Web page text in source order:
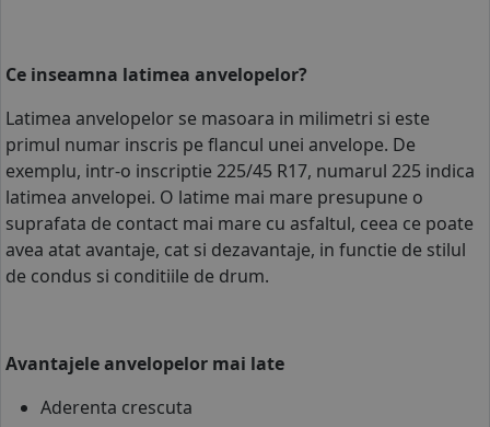
Ce inseamna latimea anvelopelor?
Latimea anvelopelor se masoara in milimetri si este
primul numar inscris pe flancul unei anvelope. De
exemplu, intr-o inscriptie 225/45 R17, numarul 225 indica
latimea anvelopei. O latime mai mare presupune o
suprafata de contact mai mare cu asfaltul, ceea ce poate
avea atat avantaje, cat si dezavantaje, in functie de stilul
de condus si conditiile de drum.
Avantajele anvelopelor mai late
Aderenta crescuta